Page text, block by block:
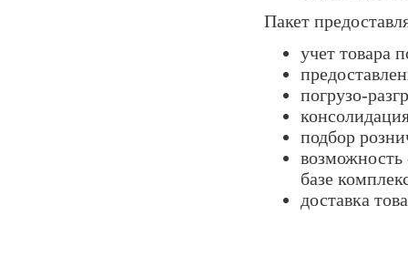
Пакет
учет товара
погрузо-
подбор
возможность
базе
доставка